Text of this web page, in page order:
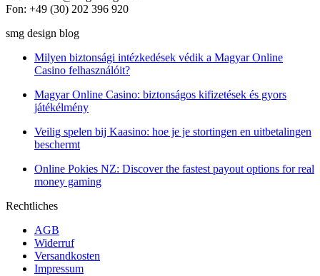
Fon: +49 (30) 202 396 920
smg design blog
Milyen biztonsági intézkedések védik a Magyar Online
Casino felhasználóit?
Magyar Online Casino: biztonságos kifizetések és gyors
játékélmény
Veilig spelen bij Kaasino: hoe je je stortingen en uitbetalingen
beschermt
Online Pokies NZ: Discover the fastest payout options for real
money gaming
Rechtliches
AGB
Widerruf
Versandkosten
Impressum